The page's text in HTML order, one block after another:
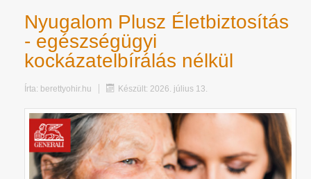
Nyugalom Plusz Életbiztosítás
- egészségügyi
kockázatelbírálás nélkül
Írta: berettyohir.hu Készült: 2026. július 13.